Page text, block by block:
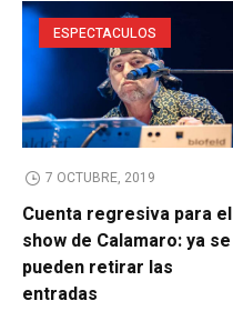
ESPECTACULOS
7 OCTUBRE, 2019
Cuenta regresiva para el
show de Calamaro: ya se
pueden retirar las
entradas